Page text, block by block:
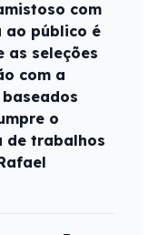
com
ao público é
as seleções
com a
o
de trabalhos